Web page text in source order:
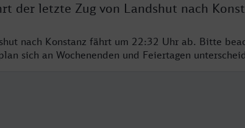
der letzte Zug von Landshut nach
nach Konstanz fährt um 22:32 Uhr ab. Bitte
sich an Wochenenden und Feiertagen